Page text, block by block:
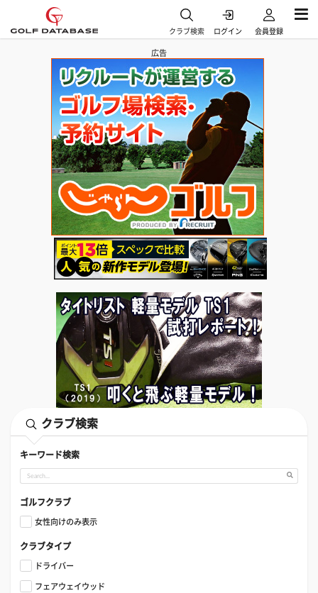
クラブ検索 ログイン 会員登録
広告
クラブ検索
キーワード検索
ゴルフクラブ
女性向けのみ表示
クラブタイプ
ドライバー
フェアウェイウッド